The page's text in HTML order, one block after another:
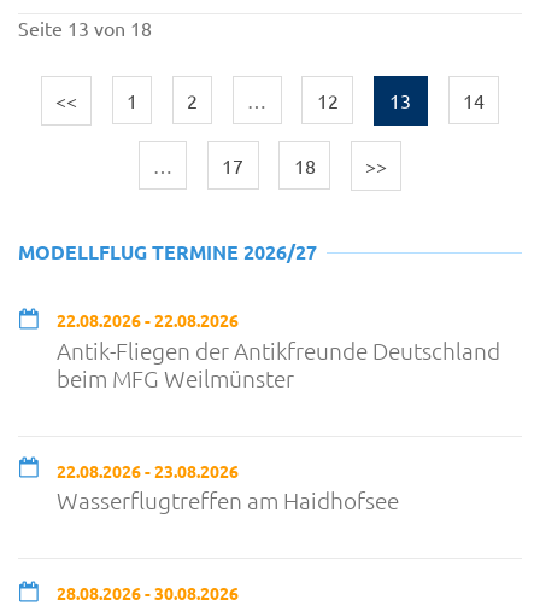
Seite 13 von 18
<< 1 2 … 12 13 14
17 18 >>
MODELLFLUG TERMINE 2026/27
22.08.2026 - 22.08.2026
Antik-Fliegen der Antikfreunde Deutschland
beim MFG Weilmünster
22.08.2026 - 23.08.2026
Wasserflugtreffen am Haidhofsee
28.08.2026 - 30.08.2026